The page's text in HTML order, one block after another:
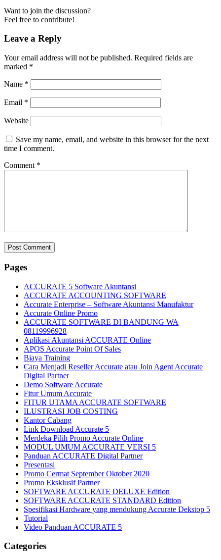
Want to join the discussion?
Feel free to contribute!
Leave a Reply
Your email address will not be published. Required fields are
marked *
Name *
Email *
Website
Save my name, email, and website in this browser for the next
time I comment.
Comment *
Pages
ACCURATE 5 Software Akuntansi
ACCURATE ACCOUNTING SOFTWARE
Accurate Enterprise – Software Akuntansi Manufaktur
Accurate Online Promo
ACCURATE SOFTWARE DI BANDUNG WA
08119996928
Aplikasi Akuntansi ACCURATE Online
APOS Accurate Point Of Sales
Biaya Training
Cara Menjadi Reseller Accurate atau Join Agent Accurate
Digital Partner
Demo Software Accurate
Fitur Umum Accurate
FITUR UTAMA ACCURATE SOFTWARE
ILUSTRASI JOB COSTING
Kantor Cabang
Link Download Accurate 5
Merdeka Pilih Promo Accurate Online
MODUL UMUM ACCURATE VERSI 5
Panduan ACCURATE Digital Partner
Presentasi
Promo Cermat September Oktober 2020
Promo Eksklusif Partner
SOFTWARE ACCURATE DELUXE Edition
SOFTWARE ACCURATE STANDARD Edition
Spesifikasi Hardware yang mendukung Accurate Dekstop 5
Tutorial
Video Panduan ACCURATE 5
Categories